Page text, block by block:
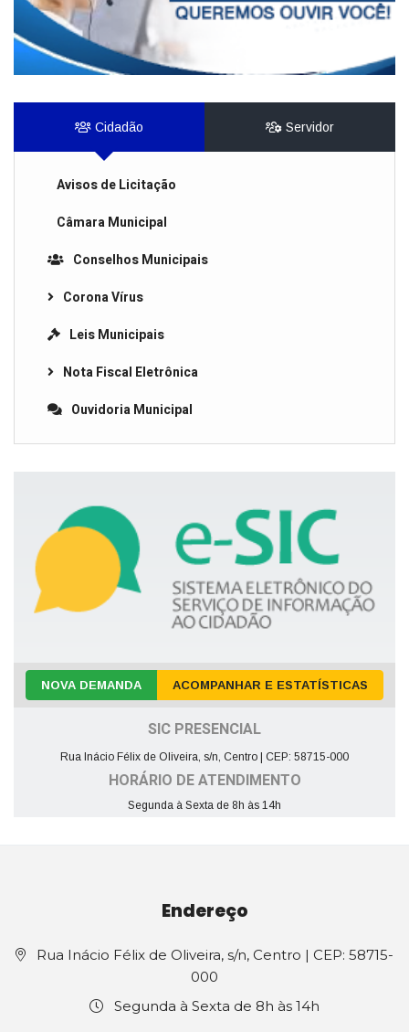
Cidadão Servidor
Avisos de Licitação
Câmara Municipal
Conselhos Municipais
Corona Vírus
Leis Municipais
Nota Fiscal Eletrônica
Ouvidoria Municipal
NOVA DEMANDA ACOMPANHAR E ESTATÍSTICAS
SIC PRESENCIAL
Rua Inácio Félix de Oliveira, s/n, Centro | CEP: 58715-000
HORÁRIO DE ATENDIMENTO
Segunda à Sexta de 8h às 14h
Endereço
Rua Inácio Félix de Oliveira, s/n, Centro | CEP: 58715-
000
Segunda à Sexta de 8h às 14h